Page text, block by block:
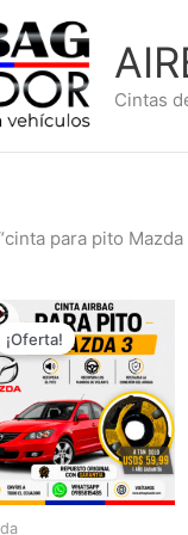
Cintas
para pito Mazda
¡Oferta!
precio
original
era:
$79,99.
El
precio
actual
es:
$59,99.